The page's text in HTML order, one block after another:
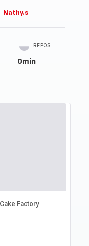
Nathy.s
REPOS
0min
Factory